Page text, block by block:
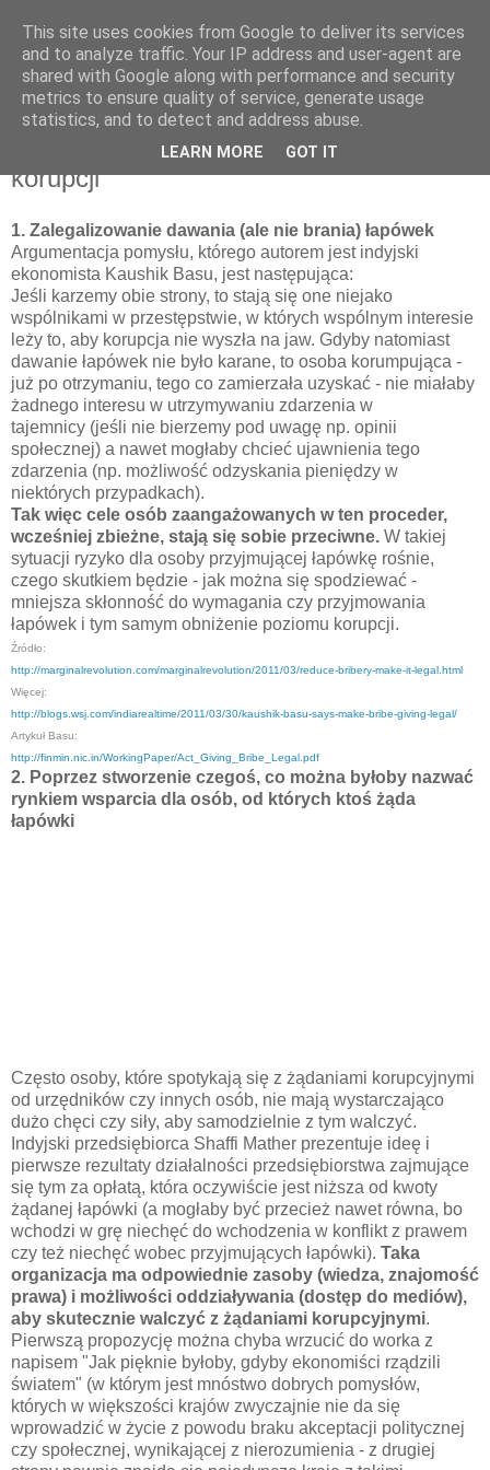
Ekonomia w przykładach
10 kwietnia 2011
Nietypowe rozwiązania problemu
korupcji
1. Zalegalizowanie dawania (ale nie brania) łapówek
Argumentacja pomysłu, którego autorem jest indyjski
ekonomista Kaushik Basu, jest następująca:
Jeśli karzemy obie strony, to stają się one niejako
wspólnikami w przestępstwie, w których wspólnym interesie
leży to, aby korupcja nie wyszła na jaw. Gdyby natomiast
dawanie łapówek nie było karane, to osoba korumpująca -
już po otrzymaniu, tego co zamierzała uzyskać - nie miałaby
żadnego interesu w utrzymywaniu zdarzenia w
tajemnicy (jeśli nie bierzemy pod uwagę np. opinii
społecznej) a nawet mogłaby chcieć ujawnienia tego
zdarzenia (np. możliwość odzyskania pieniędzy w
niektórych przypadkach).
Tak więc cele osób zaangażowanych w ten proceder,
wcześniej zbieżne, stają się sobie przeciwne. W takiej
sytuacji ryzyko dla osoby przyjmującej łapówkę rośnie,
czego skutkiem będzie - jak można się spodziewać -
mniejsza skłonność do wymagania czy przyjmowania
łapówek i tym samym obniżenie poziomu korupcji.
Źródło:
http://marginalrevolution.com/marginalrevolution/2011/03/reduce-bribery-make-it-legal.html
Więcej:
http://blogs.wsj.com/indiarealtime/2011/03/30/kaushik-basu-says-make-bribe-giving-legal/
Artykuł Basu:
http://finmin.nic.in/WorkingPaper/Act_Giving_Bribe_Legal.pdf
2. Poprzez stworzenie czegoś, co można byłoby nazwać
rynkiem wsparcia dla osób, od których ktoś żąda
łapówki
Często osoby, które spotykają się z żądaniami korupcyjnymi
od urzędników czy innych osób, nie mają wystarczająco
dużo chęci czy siły, aby samodzielnie z tym walczyć.
Indyjski przedsiębiorca Shaffi Mather prezentuje ideę i
pierwsze rezultaty działalności przedsiębiorstwa zajmujące
się tym za opłatą, która oczywiście jest niższa od kwoty
żądanej łapówki (a mogłaby być przecież nawet równa, bo
wchodzi w grę niechęć do wchodzenia w konflikt z prawem
czy też niechęć wobec przyjmujących łapówki). Taka
organizacja ma odpowiednie zasoby (wiedza, znajomość
prawa) i możliwości oddziaływania (dostęp do mediów),
aby skutecznie walczyć z żądaniami korupcyjnymi.
Pierwszą propozycję można chyba wrzucić do worka z
napisem "Jak pięknie byłoby, gdyby ekonomiści rządzili
światem" (w którym jest mnóstwo dobrych pomysłów,
których w większości krajów zwyczajnie nie da się
wprowadzić w życie z powodu braku akceptacji politycznej
czy społecznej, wynikającej z nierozumienia - z drugiej
This site uses cookies from Google to deliver its services
and to analyze traffic. Your IP address and user-agent are
shared with Google along with performance and security
metrics to ensure quality of service, generate usage
statistics, and to detect and address abuse.
LEARN MORE GOT IT